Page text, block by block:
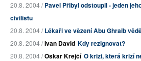
20.8. 2004 /Pavel Přibyl odstoupil - jeden
civilistu
20.8. 2004 /Lékaři ve vězení Abu Ghraib
20.8. 2004 /Ivan David Kdy rezignovat?
20.8. 2004 /Oskar Krejčí O krizi, která krizí